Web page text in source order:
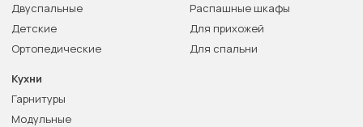
Двуспальные
Детские
Ортопедические
Распашные шкафы
Для прихожей
Для спальни
Кухни
Гарнитуры
Модульные